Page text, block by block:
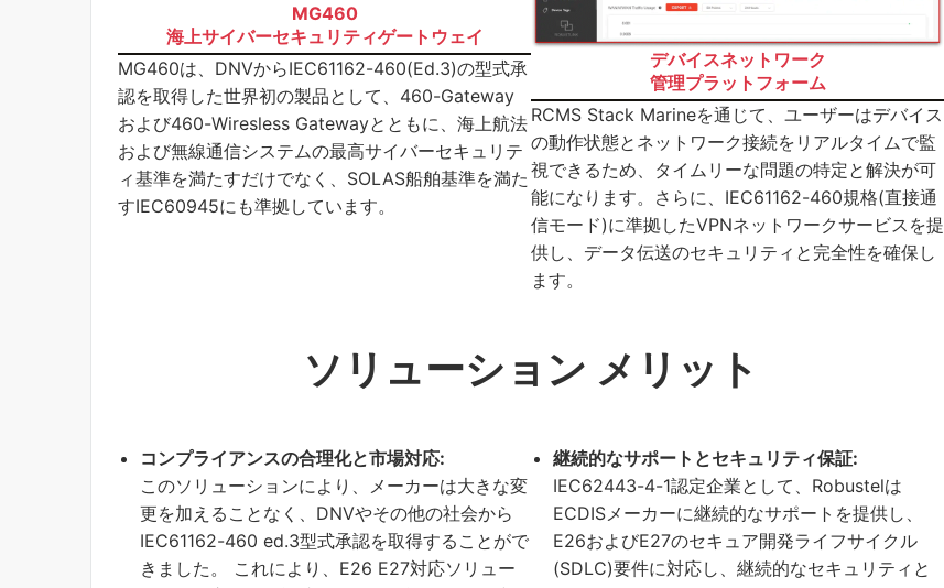
MG460
海上サイバーセキュリティゲートウェイ
MG460は、DNVからIEC61162-460(Ed.3)の型式承
認を取得した世界初の製品として、460-Gateway
および460-Wiresless Gatewayとともに、海上航法
および無線通信システムの最高サイバーセキュリテ
ィ基準を満たすだけでなく、SOLAS船舶基準を満た
すIEC60945にも準拠しています。
デバイスネットワーク
管理プラットフォーム
RCMS Stack Marineを通じて、ユーザーはデバイス
の動作状態とネットワーク接続をリアルタイムで監
視できるため、タイムリーな問題の特定と解決が可
能になります。さらに、IEC61162-460規格(直接通
信モード)に準拠したVPNネットワークサービスを提
供し、データ伝送のセキュリティと完全性を確保し
ます。
ソリューション メリット
コンプライアンスの合理化と市場対応:
このソリューションにより、メーカーは大きな変
更を加えることなく、DNVやその他の社会から
IEC61162-460 ed.3型式承認を取得することがで
きました。 これにより、E26 E27対応ソリュー
継続的なサポートとセキュリティ保証:
IEC62443-4-1認定企業として、Robustelは
ECDISメーカーに継続的なサポートを提供し、
E26およびE27のセキュア開発ライフサイクル
(SDLC)要件に対応し、継続的なセキュリティと